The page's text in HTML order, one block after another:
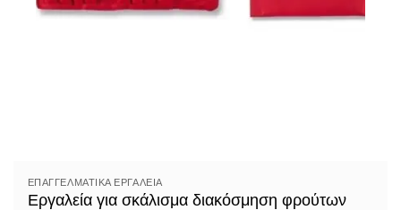
ΕΠΑΓΓΕΛΜΑΤΙΚΆ ΕΡΓΑΛΕΊΑ
Εργαλεία για σκάλισμα διακόσμηση φρούτων